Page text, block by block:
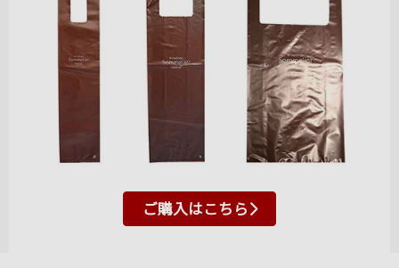
ご購入はこちら